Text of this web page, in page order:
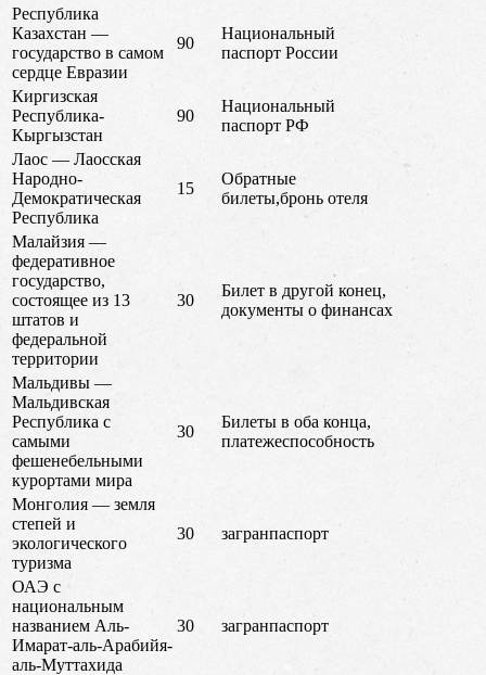
Республика
Казахстан —
государство в самом
сердце Евразии
90
Национальный
паспорт России
Киргизская
Республика-
Кыргызстан
90
Национальный
паспорт РФ
Лаос — Лаосская
Народно-
Демократическая
Республика
15
Обратные
билеты,бронь отеля
Малайзия —
федеративное
государство,
состоящее из 13
штатов и
федеральной
территории
30
Билет в другой конец,
документы о финансах
Мальдивы —
Мальдивская
Республика с
самыми
фешенебельными
курортами мира
30
Билеты в оба конца,
платежеспособность
Монголия — земля
степей и
экологического
туризма
30 загранпаспорт
ОАЭ с
национальным
названием Аль-
Имарат-аль-Арабийя-
аль-Муттахида
30 загранпаспорт